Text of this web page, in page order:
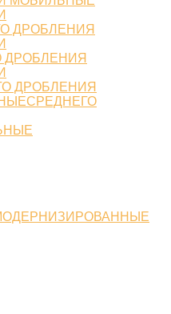
ДРОБЛЕНИЯ
ДРОБЛЕНИЯ
ДРОБЛЕНИЯ